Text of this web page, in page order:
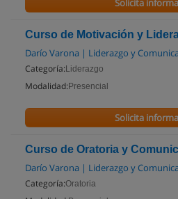
Solicita
Curso de Motivación y
Darío Varona | Liderazgo y
Categoría: Liderazgo
Modalidad: Presencial
Solicita
Curso de Oratoria y
Darío Varona | Liderazgo y
Categoría:Oratoria